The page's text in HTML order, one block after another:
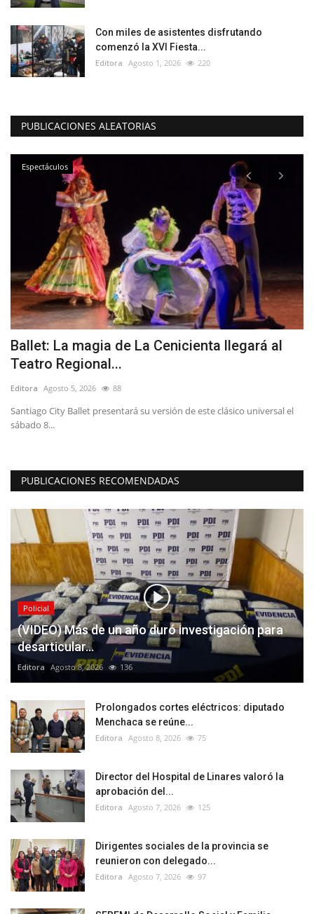
Con miles de asistentes disfrutando
comenzó la XVI Fiesta...
Editora Agosto 1, 2026 220
PUBLICACIONES ALEATORIAS
Espectáculos
Ballet: La magia de La Cenicienta llegará al
Teatro Regional...
Editora Agosto 5, 2026 88
Santiago City Ballet presentará su versión de este clásico universal el
sábado 8...
PUBLICACIONES RECOMENDADAS
Policial
(VIDEO) Más de un año duró investigación para
desarticular...
Editora Agosto 8, 2026 136
Prolongados cortes eléctricos: diputado
Menchaca se reúne...
Editora Agosto 8, 2026 75
Director del Hospital de Linares valoró la
aprobación del...
Editora Agosto 7, 2026 125
Dirigentes sociales de la provincia se
reunieron con delegado...
Editora Agosto 7, 2026 97